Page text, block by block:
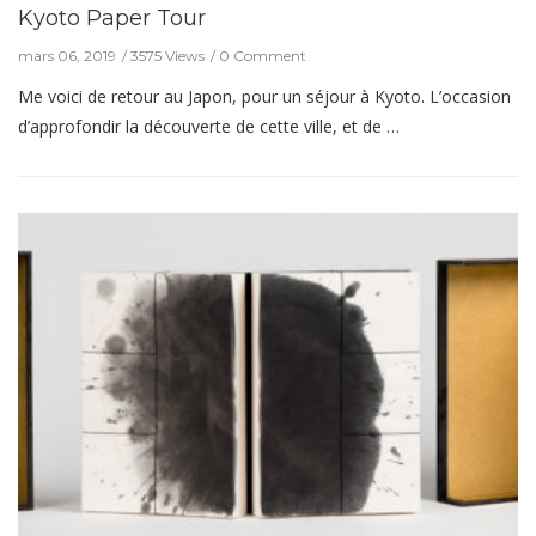
Kyoto Paper Tour
mars 06, 2019 3575 Views 0 Comment
Me voici de retour au Japon, pour un séjour à Kyoto. L’occasion
d’approfondir la découverte de cette ville, et de …